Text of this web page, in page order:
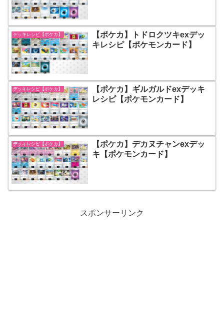
デッキレシピ【ポケカ】
【ポケカ】トドロクツキexデッ
キレシピ【ポケモンカード】
デッキレシピ【ポケカ】
【ポケカ】ギルガルドexデッキ
レシピ【ポケモンカード】
デッキレシピ【ポケカ】
【ポケカ】デカヌチャンexデッ
キ【ポケモンカード】
スポンサーリンク